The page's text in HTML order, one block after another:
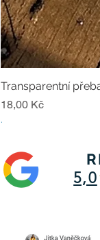
Transparentní
Cena
18,00 Kč
.
5,0